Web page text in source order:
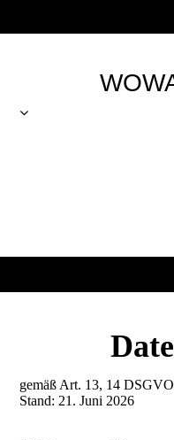
gemäß Art. 13, 14 DSGVO
Stand: 21. Juni 2026